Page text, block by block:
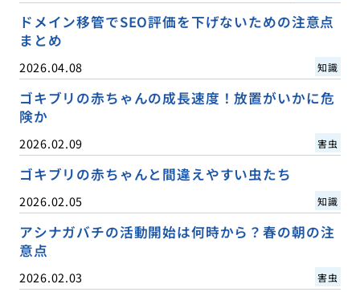
ドメイン移管でSEO評価を下げないための注意点
まとめ
2026.04.08 知識
ゴキブリの赤ちゃんの成長速度！放置がいかに危
険か
2026.02.09 害虫
ゴキブリの赤ちゃんと間違えやすい虫たち
2026.02.05 知識
アシナガバチの活動開始は何時から？春の朝の注
意点
2026.02.03 害虫